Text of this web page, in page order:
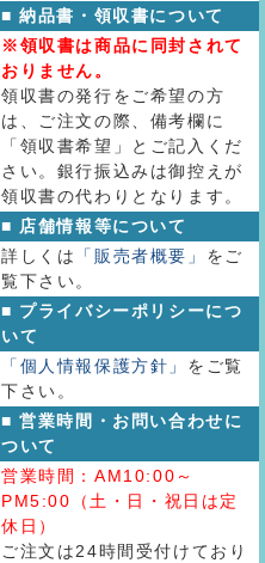
■ 納品書・領収書について
※領収書は商品に同封されて
おりません。
領収書の発行をご希望の方
は、ご注文の際、備考欄に
「領収書希望」とご記入くだ
さい。銀行振込みは御控えが
領収書の代わりとなります。
■ 店舗情報等について
詳しくは
「販売者概要」 をご
覧下さい。
■ プライバシーポリシーにつ
いて
「個人情報保護方針」 をご覧
下さい。
■ 営業時間・お問い合わせに
ついて
営業時間：AM10:00～
PM5:00（土・日・祝日は定
休日）
ご注文は24時間受付けており